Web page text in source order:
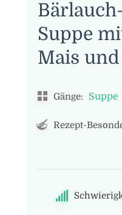
Suppe
Mais
Gänge: Suppe
Rezept-